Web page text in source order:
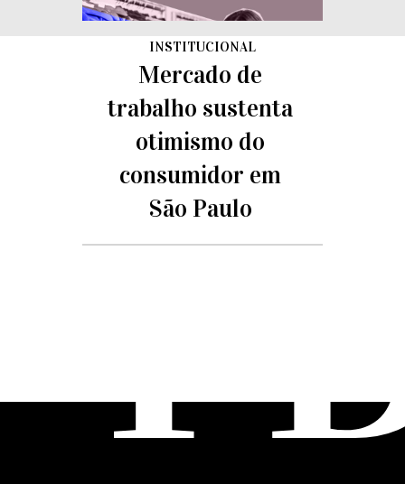
INSTITUCIONAL
Mercado de
trabalho sustenta
otimismo do
consumidor em
São Paulo